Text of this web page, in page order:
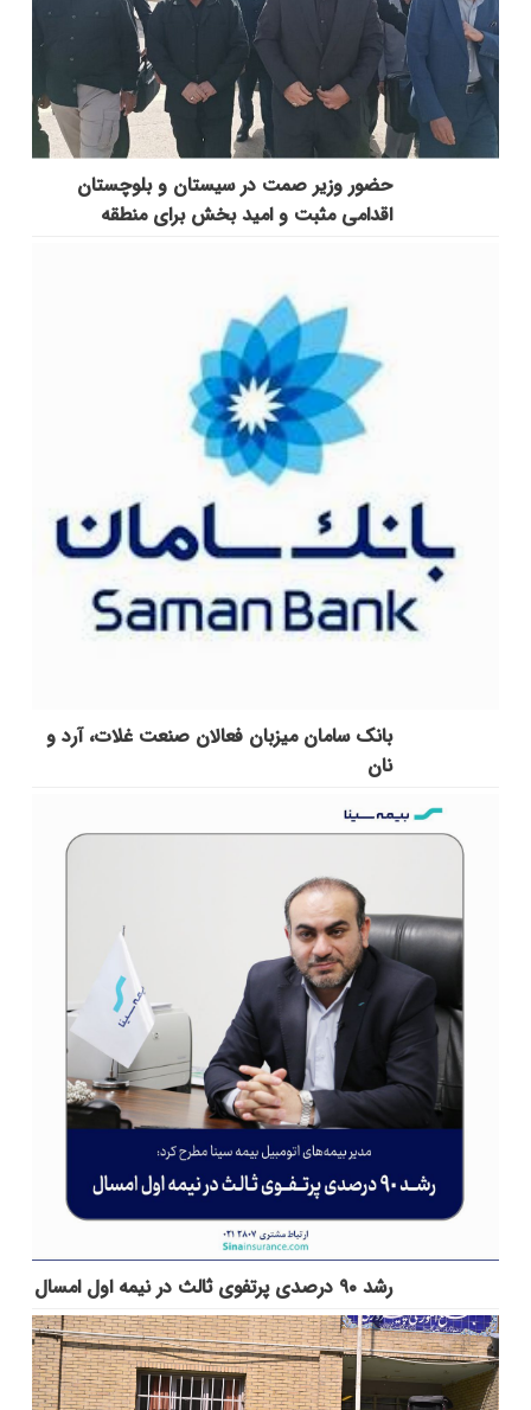
حضور وزیر صمت در سیستان و بلوچستان
اقدامی مثبت و امید بخش برای منطقه
بانک سامان میزبان فعالان صنعت غلات، آرد و
نان
رشد ۹۰ درصدی پرتفوی ثالث در نیمه اول امسال